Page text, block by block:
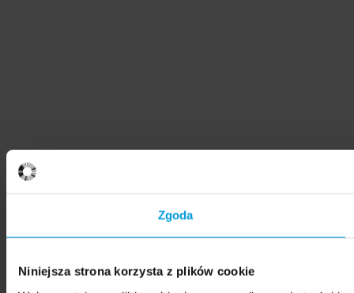
Zgoda
Niniejsza strona korzysta z plików cookie